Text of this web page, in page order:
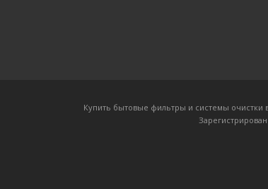
Купить бытовые фильтры и системы очистки